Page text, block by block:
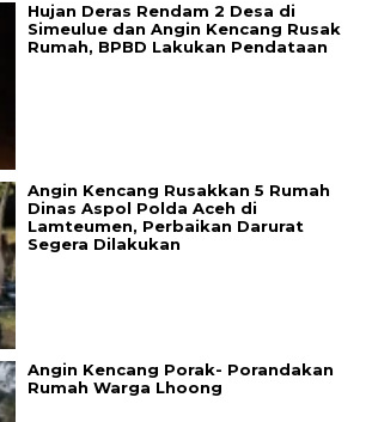
Hujan Deras Rendam 2 Desa di
Simeulue dan Angin Kencang Rusak
Rumah, BPBD Lakukan Pendataan
Angin Kencang Rusakkan 5 Rumah
Dinas Aspol Polda Aceh di
Lamteumen, Perbaikan Darurat
Segera Dilakukan
Angin Kencang Porak- Porandakan
Rumah Warga Lhoong